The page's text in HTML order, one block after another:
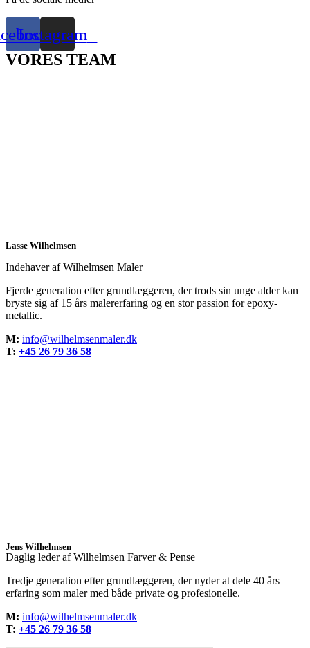
Instagram
VORES TEAM
Lasse Wilhelmsen
Indehaver af Wilhelmsen Maler
Fjerde generation efter grundlæggeren, der trods sin unge alder kan
bryste sig af 15 års malererfaring og en stor passion for epoxy-
metallic.
M: info@wilhelmsenmaler.dk
T: +45 26 79 36 58
Jens Wilhelmsen
Daglig leder af Wilhelmsen Farver & Pense
Tredje generation efter grundlæggeren, der nyder at dele 40 års
erfaring som maler med både private og profesionelle.
M: info@wilhelmsenmaler.dk
T: +45 26 79 36 58